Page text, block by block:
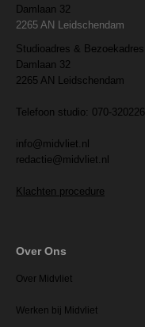
Damlaan 32
2265 AN Leidschendam
Studioadres & Bezoekadres
Damlaan 32
2265 AN Leidschendam
Telefoon studio: 070-
info@midvliet.nl
redactie@midvliet.nl
Klachten procedure
Over Ons
Over Midvliet
Werken bij Midvliet